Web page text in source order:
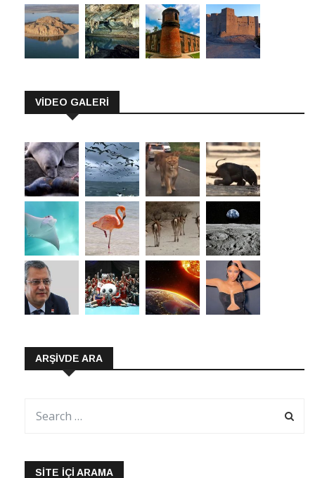
VİDEO GALERİ
ARŞIVDE ARA
SITE İÇI ARAMA